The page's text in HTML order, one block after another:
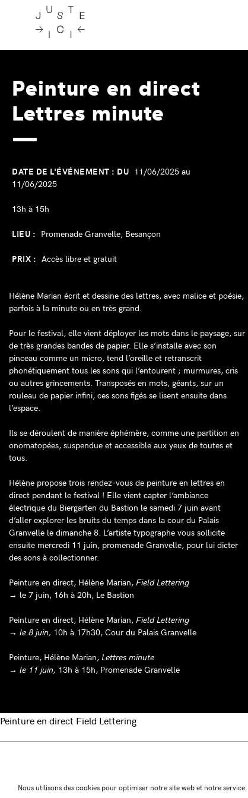
Nous utilisons des cookies pour optimiser notre site web et notre service.
content
Peinture en direct
Lettres minute
DATE DE L'ÉVÉNEMENT : DU 11/06/2025 au
11/06/2025
13h à 15h
LIEU : Promenade Granvelle, Besançon
PRIX : Accès libre et gratuit
Hélène Marian écrit et dessine des lettres, avec malice et poésie,
parfois à la minute ou en très grand.
Pour le festival, elle vient déployer les mots dans le paysage, sur
de très grandes bandes de papier. Elle s’installe avec son
pinceau comme un micro, tend l’oreille et retranscrit
phonétiquement tous les sons qui l’entourent ; murmures, cris
ou autres grincements. Transposés en mots, géants, sur un
rouleau de papier infini, ces sons figés se lisent ensuite dans
l’espace.
Ils se déroulent de manière éphémère, comme une partition en
onomatopées, suspendue et accessible aux yeux de toutes et
tous.
Hélène propose trois rendez-vous de peinture en lettres en
direct pendant le festival ! Elle vient capter l’ambiance
électrique du Biergarten du Bastion le samedi 7 juin avant
d’aller explorer les bruits du temps dans la cour du Palais
Granvelle le dimanche 8. L’artiste typographe vous sollicite
ensuite mercredi 11 juin, promenade Granvelle, pour lui dicter
des sons à collectionner.
Peinture en direct, Hélène Marian, Field Lettering
→ le 7 juin, 16h à 20h, Le Bastion
Peinture en direct, Hélène Marian, Field Lettering
→ le 8 juin, 10h à 17h30, Cour du Palais Granvelle
Peinture, Hélène Marian, Lettres minute
→ le 11 juin, 13h à 15h, Promenade Granvelle
Navigation
de
Peinture en direct Field Lettering
10 av de Chardonnet